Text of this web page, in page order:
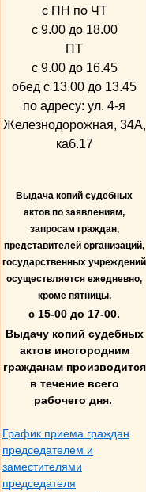
с ПН по ЧТ
с 9.00 до 18.00
ПТ
с 9.00 до 16.45
обед с 13.00 до 13.45
по адресу: ул. 4-я
Железнодорожная, 34А,
каб.17
Выдача копий судебных
актов по заявлениям,
запросам граждан,
представителей организаций,
государственных учреждений
осуществляется ежедневно,
кроме пятницы,
с 15-00 до 17-00.
Выдачу копий судебных
актов иногородним
гражданам производится
в течение всего
рабочего дня.
График приема граждан
председателем и
заместителями
председателя